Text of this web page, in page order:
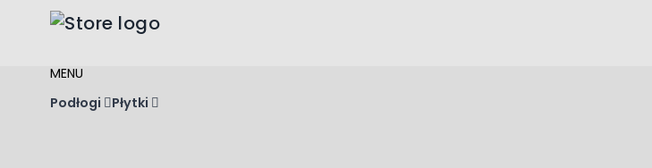
Przejdź do treści
MENU
Podłogi
Płytki